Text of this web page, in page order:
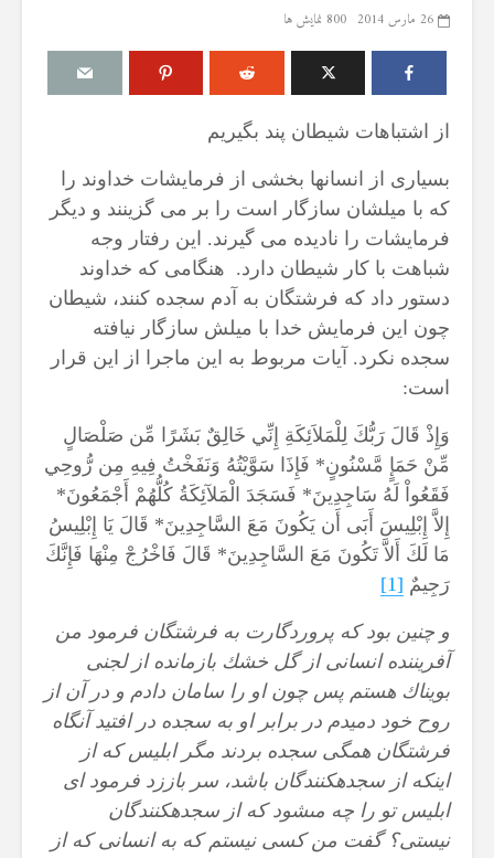
26 مارس 2014 800 نمایش ها
از اشتباهات شیطان پند بگیریم
بسیاری از انسانها بخشی از فرمایشات خداوند را
که با میلشان سازگار است را بر می گزینند و دیگر
فرمایشات را نادیده می گیرند. این رفتار وجه
شباهت با کار شیطان دارد. هنگامی که خداوند
دستور داد که فرشتگان به آدم سجده کنند، شیطان
چون این فرمایش خدا با میلش سازگار نیافته
سجده نکرد. آیات مربوط به این ماجرا از این قرار
است:
وَإِذْ قَالَ رَبُّكَ لِلْمَلاَئِكَةِ إِنِّي خَالِقٌ بَشَرًا مِّن صَلْصَالٍ
مِّنْ حَمَإٍ مَّسْنُونٍ* فَإِذَا سَوَّيْتُهُ وَنَفَخْتُ فِيهِ مِن رُّوحِي
فَقَعُواْ لَهُ سَاجِدِينَ* فَسَجَدَ الْمَلآئِكَةُ كُلُّهُمْ أَجْمَعُونَ*
إِلاَّ إِبْلِيسَ أَبَى أَن يَكُونَ مَعَ السَّاجِدِينَ* قَالَ يَا إِبْلِيسُ
مَا لَكَ أَلاَّ تَكُونَ مَعَ السَّاجِدِينَ* قَالَ فَاخْرُجْ مِنْهَا فَإِنَّكَ
رَجِيمٌ [1]
و چنين بود كه پروردگارت به فرشتگان فرمود من
آفريننده انسانى از گل خشك بازمانده از لجنى
بويناك هستم‏ پس چون او را سامان دادم و در آن از
روح خود دميدم در برابر او به سجده در افتيد آنگاه
فرشتگان همگى سجده بردند مگر ابليس كه از
اينكه از سجده‏كنندگان باشد، سر باززد فرمود اى
ابليس تو را چه مى‏شود كه از سجده‏كنندگان
نيستى؟ گفت من كسى نيستم كه به انسانى كه از
مردان
زن دیگری
کرد؟
بکشد، حکم
او اجرا
مقصود از «کتاب مکنون»
در آیه ۷۸ سوره واقعه
17 جولای 2026
آیا سوراخ کردن کشتی،
کشتن آن نوجوان و ساختن
دیوار، ارتباطی با علم غیبِ
آینده داشت؟
منظور از «وَفق» و حکم
ساختن یا درخواست آن
4 جولای 2026
15 نمایش ها